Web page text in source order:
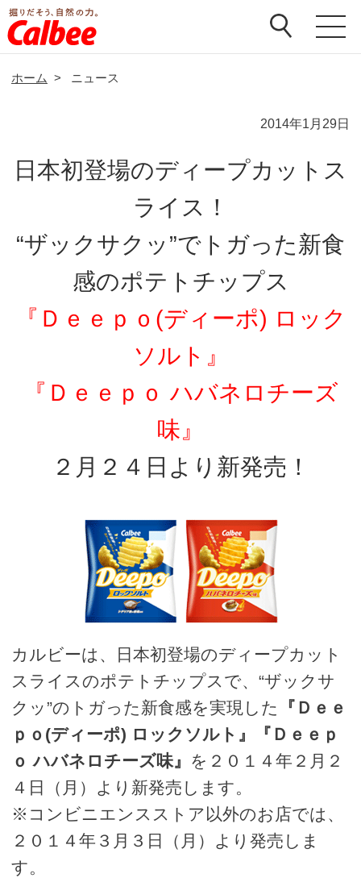
ホーム > ニュース
2014年1月29日
日本初登場のディープカットス
ライス！
“ザックサクッ”でトガった新食
感のポテトチップス
『Ｄｅｅｐｏ(ディーポ) ロック
ソルト』
『Ｄｅｅｐｏ ハバネロチーズ
味』
２月２４日より新発売！
カルビーは、日本初登場のディープカット
スライスのポテトチップスで、“ザックサ
クッ”のトガった新食感を実現した
『Ｄｅｅ
ｐｏ(ディーポ) ロックソルト』『Ｄｅｅｐ
ｏ ハバネロチーズ味』 を２０１４年２月２
４日（月）より新発売します。
※コンビニエンスストア以外のお店では、
２０１４年３月３日（月）より発売しま
す。